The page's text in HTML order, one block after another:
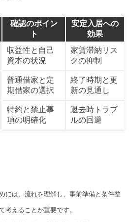
確認のポイン
ト
安定入居への
効果
収益性と自己
資本の状況
家賃滞納リス
クの抑制
普通借家と定
期借家の選択
終了時期と更
新の見通し
特約と禁止事
項の明確化
退去時トラブ
ルの回避
には、流れを理解し、事前準備と条件整
考えることが重要です。